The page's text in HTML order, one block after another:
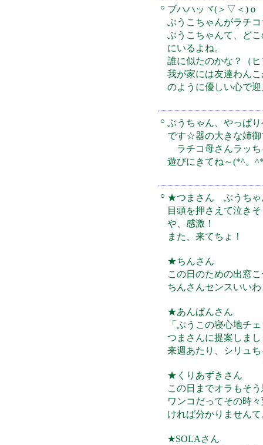
○ ブハハッヾ(＞▽＜)ｏ
ぶうこちゃんがラチ
ぶうこちゃんて、ど
にいるよね。
誰に似たのかな？（
我が家には友達わん
のように優しい心で
○ ぶうちゃん、やっぱ
です☆器の大きな姉御
ラチコ母さんラッち
遊びにきてね～(*^。
○ ★つまさん ぶうちゃ
目頭を押さえて泣き
や、感激！
また、来てちょ！
★ちんさん
この日のための出窓
ちんさんセンスいい
★あんぱんさん
「ぶうこの寝心地チ
つまさんに提案しま
来週あたり、シリュ
★くりあずきさん
この日までオラもそ
ワンコだってその時
ければ分かりません
★SOLAさん